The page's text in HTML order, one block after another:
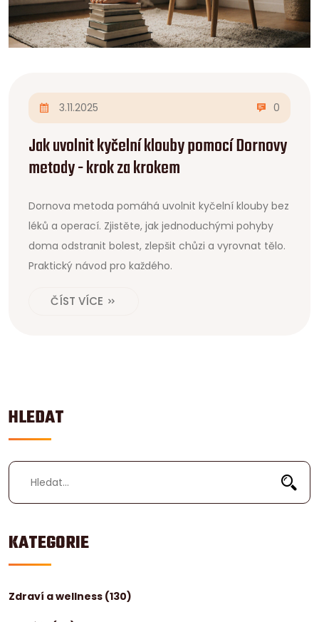
HLEDAT
KATEGORIE
Zdraví a wellness (130)
3.11.2025 0
Jak uvolnit kyčelní klouby pomocí Dornovy
metody - krok za krokem
Dornova metoda pomáhá uvolnit kyčelní klouby bez
léků a operací. Zjistěte, jak jednoduchými pohyby
doma odstranit bolest, zlepšit chůzi a vyrovnat tělo.
Praktický návod pro každého.
ČÍST VÍCE